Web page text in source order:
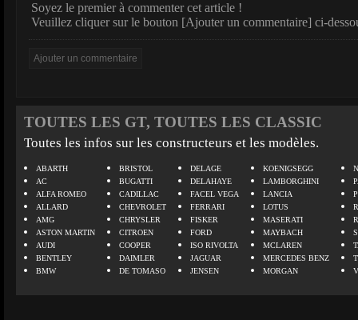
Soyez le premier à commenter cet article !
Veuillez cliquer sur le bouton [Ajouter un commentaire] ci-
TOUTES LES GT, TOUTES LES CLASSIC
Toutes les infos sur les constructeurs et les modèles.
ABARTH
AC
ALFA ROMEO
ALLARD
AMG
ASTON MARTIN
AUDI
BENTLEY
BMW
BRISTOL
BUGATTI
CADILLAC
CHEVROLET
CHRYSLER
CITROEN
COOPER
DAIMLER
DE TOMASO
DELAGE
DELAHAYE
FACEL VEGA
FERRARI
FISKER
FORD
ISO RIVOLTA
JAGUAR
JENSEN
KOENIGSEGG
LAMBORGHINI
LANCIA
LOTUS
MASERATI
MAYBACH
MCLAREN
MERCEDES BENZ
MORGAN